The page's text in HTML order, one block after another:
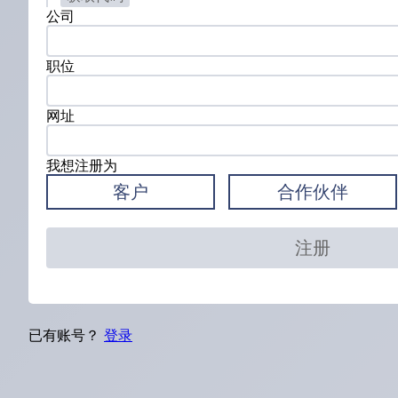
公司
职位
网址
我想注册为
客户 合作伙伴
注册
已有账号？ 登录